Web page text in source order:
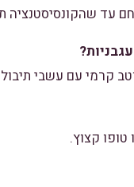
עד שהקונסיסטנציה
קרמי עם עשבי
קצוץ.